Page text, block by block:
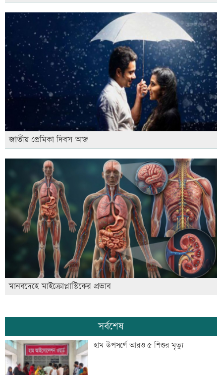
জাতীয় প্রেমিকা দিবস আজ
মানবদেহে মাইক্রোপ্লাস্টিকের প্রভাব
সর্বশেষ
হাম উপসর্গে আরও ৫ শিশুর মৃত্যু